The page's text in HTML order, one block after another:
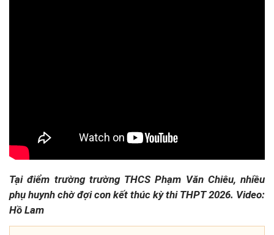
Tại điểm trường trường THCS Phạm Văn Chiêu, nhiều
phụ huynh chờ đợi con kết thúc kỳ thi THPT 2026. Video:
Hồ Lam